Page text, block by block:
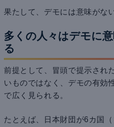
果たして、デモには意味がな
多くの人々はデモに
る
前提として、冒頭で提示され
いものではなく、デモの有効
で広く見られる。
たとえば、日本財団が6カ国